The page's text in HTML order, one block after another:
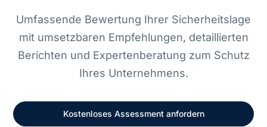
FAQ
KONTAKT
Umfassende Bewertung Ihrer Sicherheitslage
mit umsetzbaren Empfehlungen, detaillierten
Berichten und Expertenberatung zum Schutz
Ihres Unternehmens.
Kostenloses Assessment anfordern